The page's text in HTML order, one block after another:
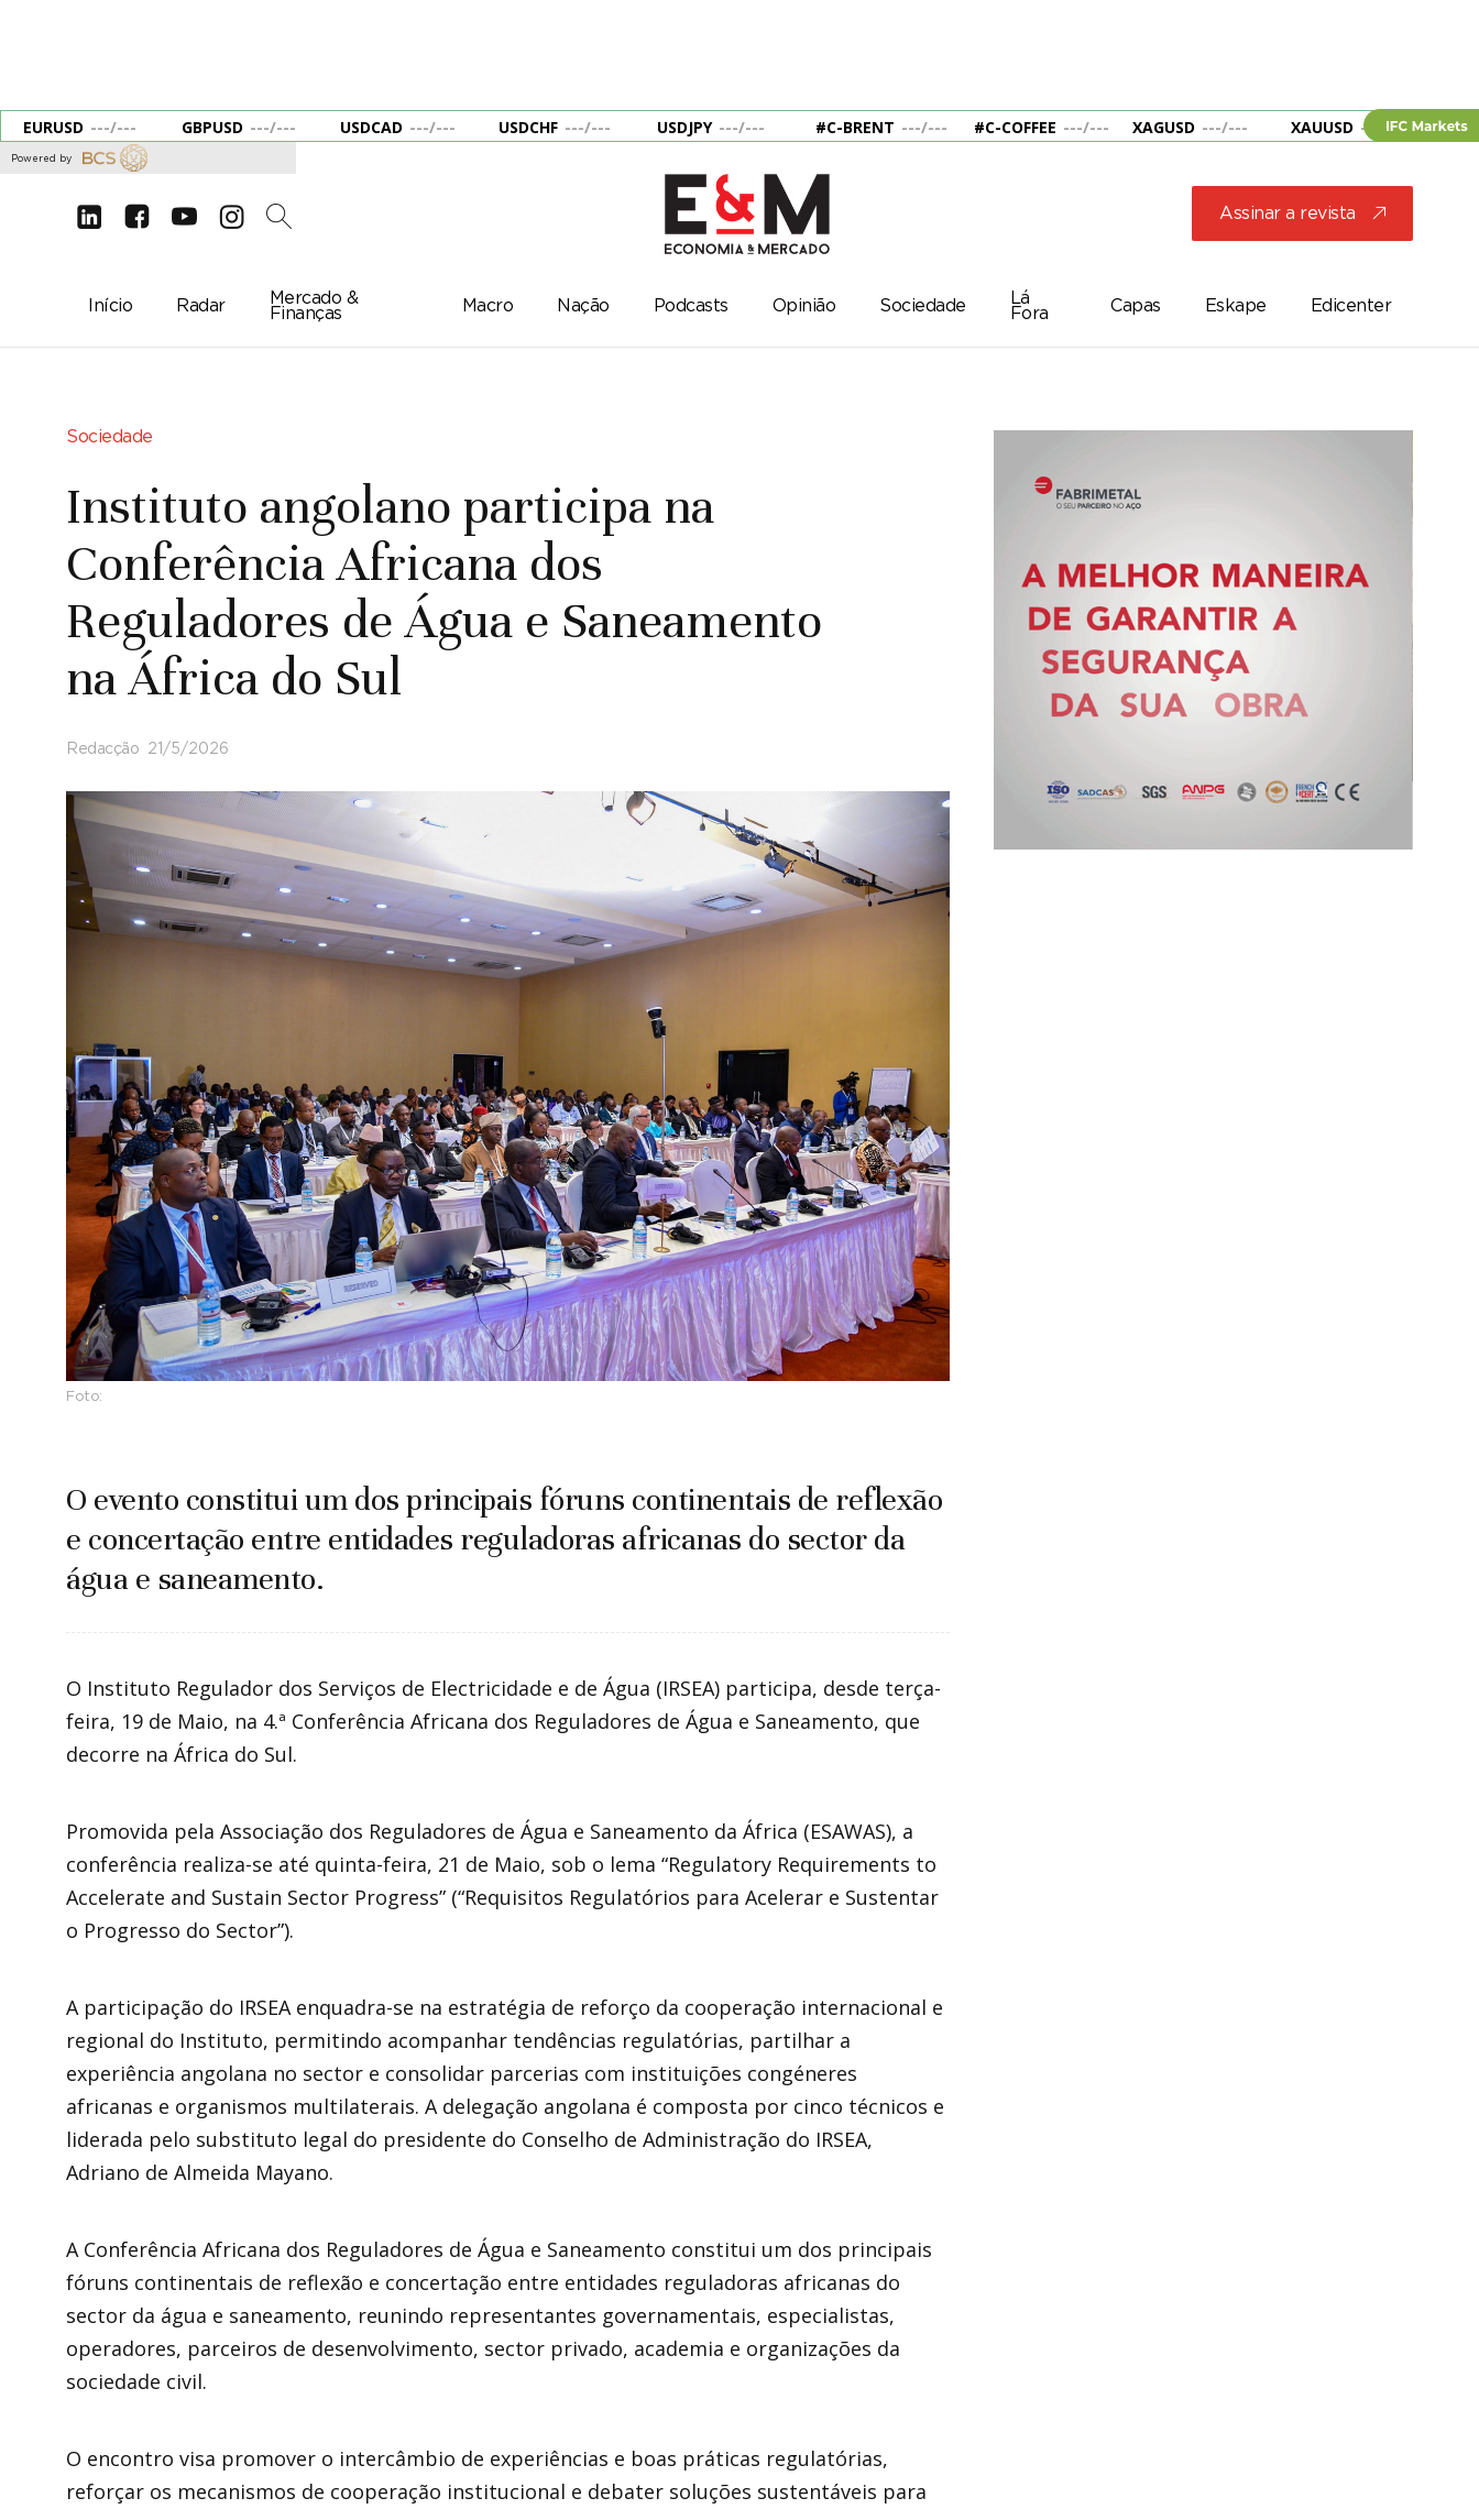
EURUSD ---/--- GBPUSD ---/--- USDCAD ---/--- USDCHF ---/--- USDJPY ---/--- #C-BRENT ---/--- #C-COFFEE ---/--- XAGUSD ---/--- XAUUSD --- ---
Powered by
d e g c 2 Assinar a revista j
Início Radar
Mercado &
Finanças
Macro Nação Podcasts Opinião Sociedade
Lá
Fora
Capas Eskape Edicenter
Sociedade
Instituto angolano participa na
Conferência Africana dos
Reguladores de Água e Saneamento
na África do Sul
Redacção 21/5/2026
Foto:
O evento constitui um dos principais fóruns continentais de reflexão
e concertação entre entidades reguladoras africanas do sector da
água e saneamento.
O Instituto Regulador dos Serviços de Electricidade e de Água (IRSEA) participa, desde terça-
feira, 19 de Maio, na 4.ª Conferência Africana dos Reguladores de Água e Saneamento, que
decorre na África do Sul.
Promovida pela Associação dos Reguladores de Água e Saneamento da África (ESAWAS), a
conferência realiza-se até quinta-feira, 21 de Maio, sob o lema “Regulatory Requirements to
Accelerate and Sustain Sector Progress” (“Requisitos Regulatórios para Acelerar e Sustentar
o Progresso do Sector”).
A participação do IRSEA enquadra-se na estratégia de reforço da cooperação internacional e
regional do Instituto, permitindo acompanhar tendências regulatórias, partilhar a
experiência angolana no sector e consolidar parcerias com instituições congéneres
africanas e organismos multilaterais. A delegação angolana é composta por cinco técnicos e
liderada pelo substituto legal do presidente do Conselho de Administração do IRSEA,
Adriano de Almeida Mayano.
A Conferência Africana dos Reguladores de Água e Saneamento constitui um dos principais
fóruns continentais de reflexão e concertação entre entidades reguladoras africanas do
sector da água e saneamento, reunindo representantes governamentais, especialistas,
operadores, parceiros de desenvolvimento, sector privado, academia e organizações da
sociedade civil.
O encontro visa promover o intercâmbio de experiências e boas práticas regulatórias,
reforçar os mecanismos de cooperação institucional e debater soluções sustentáveis para